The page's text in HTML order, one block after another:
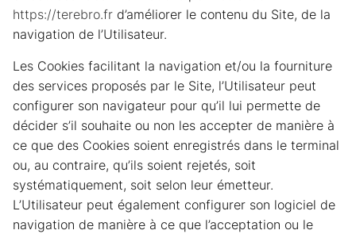
https://terebro.fr d’améliorer le contenu du Site, de la
navigation de l’Utilisateur.
Les Cookies facilitant la navigation et/ou la fourniture
des services proposés par le Site, l’Utilisateur peut
configurer son navigateur pour qu’il lui permette de
décider s’il souhaite ou non les accepter de manière à
ce que des Cookies soient enregistrés dans le terminal
ou, au contraire, qu’ils soient rejetés, soit
systématiquement, soit selon leur émetteur.
L’Utilisateur peut également configurer son logiciel de
navigation de manière à ce que l’acceptation ou le